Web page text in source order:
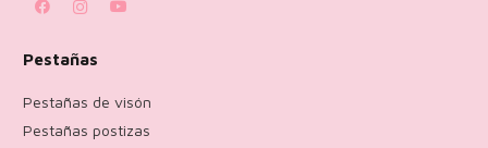
Pestañas
Pestañas de visón
Pestañas postizas